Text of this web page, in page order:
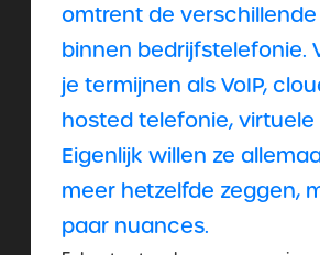
omtrent de
binnen bedrijfstelefonie.
je termijnen als VoIP,
hosted telefonie, virtuele
Eigenlijk willen ze
meer hetzelfde zeggen,
paar nuances.